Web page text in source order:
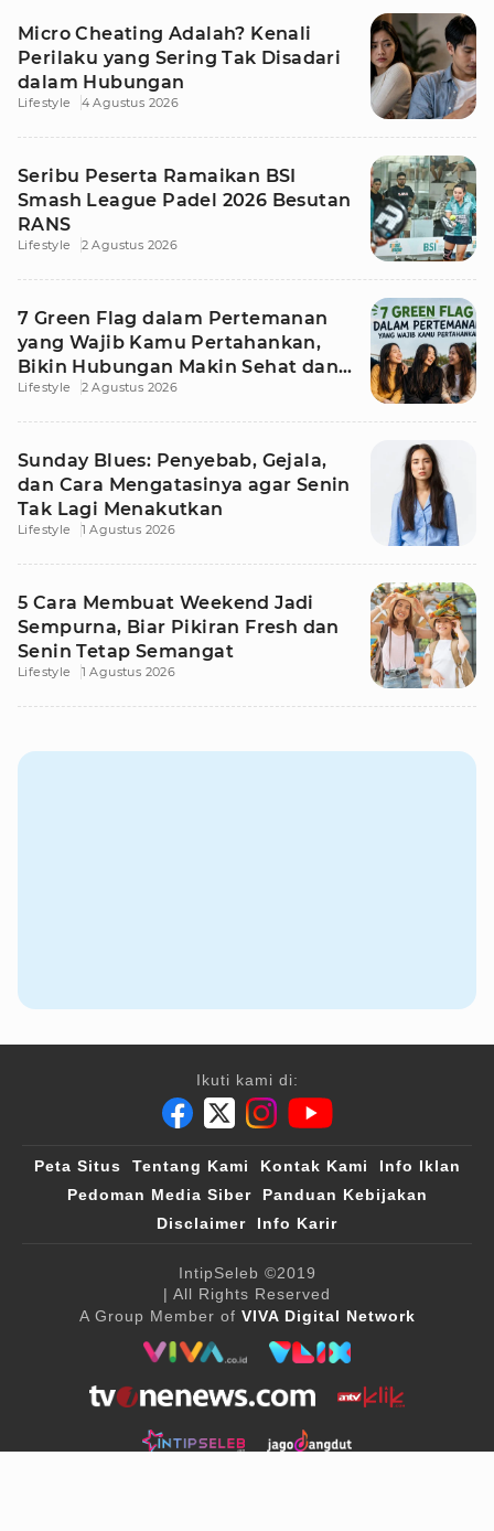
Micro Cheating Adalah? Kenali
Perilaku yang Sering Tak Disadari
dalam Hubungan
Lifestyle 4 Agustus 2026
Seribu Peserta Ramaikan BSI
Smash League Padel 2026 Besutan
RANS
Lifestyle 2 Agustus 2026
7 Green Flag dalam Pertemanan
yang Wajib Kamu Pertahankan,
Bikin Hubungan Makin Sehat dan
Awet
Lifestyle 2 Agustus 2026
Sunday Blues: Penyebab, Gejala,
dan Cara Mengatasinya agar Senin
Tak Lagi Menakutkan
Lifestyle 1 Agustus 2026
5 Cara Membuat Weekend Jadi
Sempurna, Biar Pikiran Fresh dan
Senin Tetap Semangat
Lifestyle 1 Agustus 2026
Ikuti kami di:
Peta Situs Tentang Kami Kontak Kami
Info Iklan
Pedoman Media Siber
Panduan Kebijakan
Disclaimer
Info Karir
IntipSeleb ©2019
| All Rights Reserved
A Group Member of VIVA Digital Network